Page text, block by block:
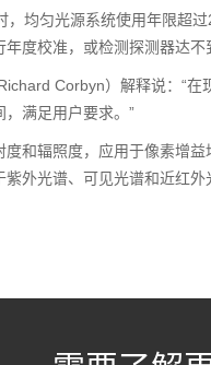
均匀光源系统使用年限超
度校准，或检测探测器达
Corbyn）解释说：“
满足用户要求。”
和辐照度，应用于像素增
外光谱、可见光谱和近红外